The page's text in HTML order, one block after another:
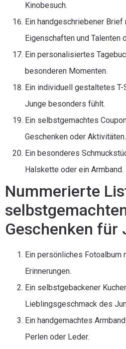
Kinobesuch.
Ein handgeschriebener
Eigenschaften und Talenten
Ein personalisiertes
besonderen Momenten.
Ein individuell gestaltetes
Junge besonders fühlt.
Ein selbstgemachtes
Geschenken oder Aktivitäten.
Ein besonderes
Halskette oder ein Armband.
Nummerierte
Geschenken für
Ein persönliches Fotoalbum
Erinnerungen.
Ein selbstgebackener
Lieblingsgeschmack des
Ein handgemachtes
Perlen oder Leder.